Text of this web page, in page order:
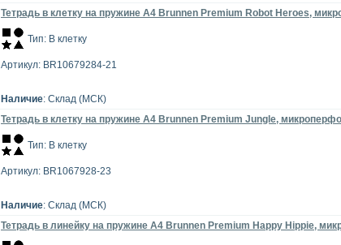
Тетрадь в клетку на пружине А4 Brunnen Premium Robot Heroes,
Тип: В клетку
Артикул: BR10679284-21
Наличие: Склад (МСК)
Тетрадь в клетку на пружине А4 Brunnen Premium Jungle,
Тип: В клетку
Артикул: BR1067928-23
Наличие: Склад (МСК)
Тетрадь в линейку на пружине А4 Brunnen Premium Happy Hippie,